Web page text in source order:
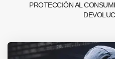
PROTECCIÓN AL